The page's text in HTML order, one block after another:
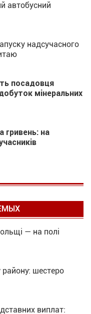
автобусний
надсучасного
посадовця
мінеральних
гривень: на
— на полі
шестеро
виплат: